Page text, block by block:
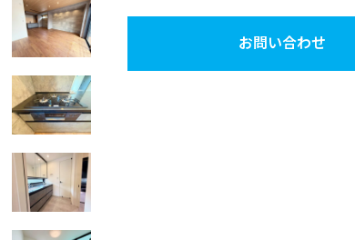
お問い合わせ